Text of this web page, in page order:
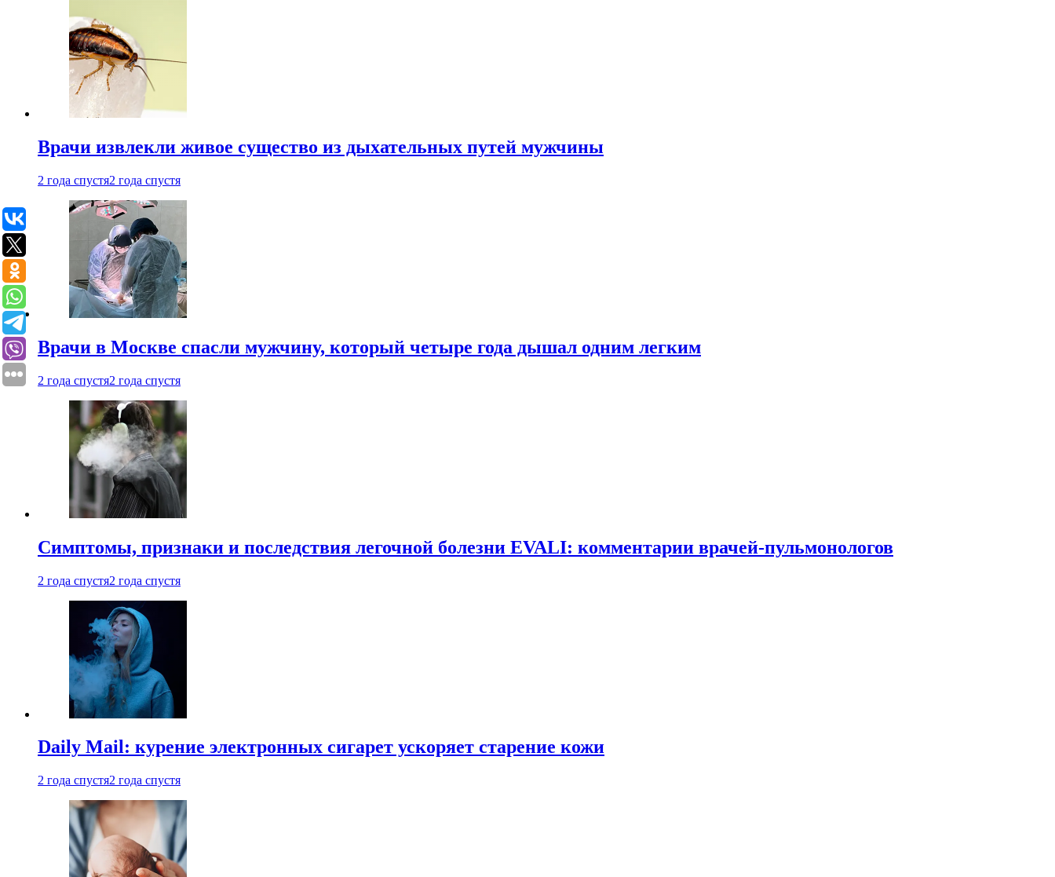
Врачи извлекли живое существо из дыхательных путей мужчины
2 года спустя2 года спустя
Врачи в Москве спасли мужчину, который четыре года дышал одним легким
2 года спустя2 года спустя
Симптомы, признаки и последствия легочной болезни EVALI: комментарии врачей-пульмонологов
2 года спустя2 года спустя
Daily Mail: курение электронных сигарет ускоряет старение кожи
2 года спустя2 года спустя